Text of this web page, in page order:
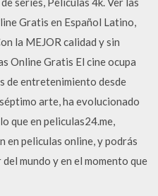
Gratis en Español Latino,
la MEJOR calidad y sin
Online Gratis El cine ocupa
de entretenimiento desde
arte, ha evolucionado
que en peliculas24.me,
en peliculas online, y podrás
mundo y en el momento que